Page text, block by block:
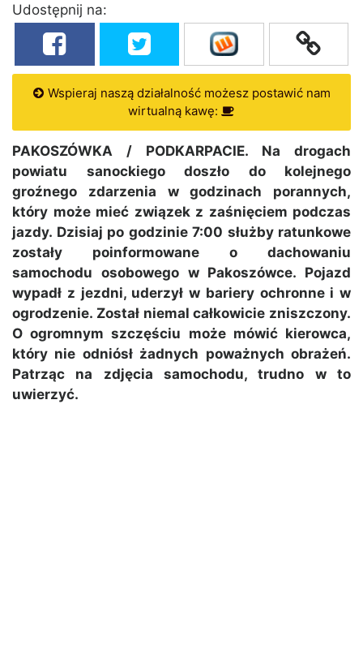
Udostępnij na:
Wspieraj naszą działalność możesz postawić nam
wirtualną kawę:
PAKOSZÓWKA / PODKARPACIE. Na drogach
powiatu sanockiego doszło do kolejnego
groźnego zdarzenia w godzinach porannych,
który może mieć związek z zaśnięciem podczas
jazdy. Dzisiaj po godzinie 7:00 służby ratunkowe
zostały poinformowane o dachowaniu
samochodu osobowego w Pakoszówce. Pojazd
wypadł z jezdni, uderzył w bariery ochronne i w
ogrodzenie. Został niemal całkowicie zniszczony.
O ogromnym szczęściu może mówić kierowca,
który nie odniósł żadnych poważnych obrażeń.
Patrząc na zdjęcia samochodu, trudno w to
uwierzyć.